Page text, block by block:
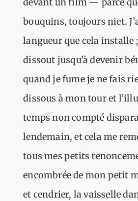
bouquins, toujours niet.
langueur que cela installe
dissout jusqu’à devenir
quand je fume je ne fais
dissous à mon tour et
temps non compté
lendemain, et cela me
tous mes petits
encombrée de mon petit
et cendrier, la vaisselle